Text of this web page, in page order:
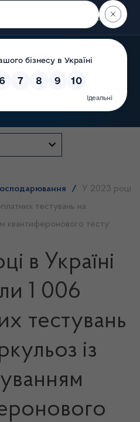
Пошук
/
У 2023 році
тестувань на
квантиферонового тесту
в Україні
1 006
тестувань
із